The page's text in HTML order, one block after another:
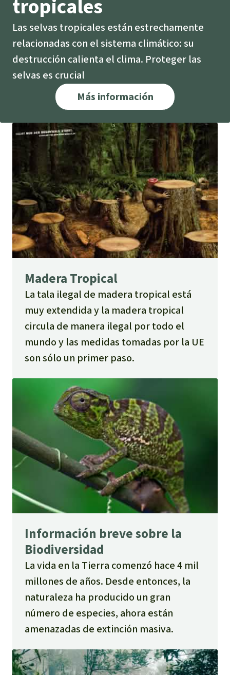
Metales
Minería
Aceite de palma
REDD
Indígena
Landgrabbing
Granjas Industriales
Para niñas y niños
Indonesia
tropicales
Las selvas tropicales están estrechamente
relacionadas con el sistema climático: su
destrucción calienta el clima. Proteger las
selvas es crucial
Más información
Madera Tropical
La tala ilegal de madera tropical está
muy extendida y la madera tropical
circula de manera ilegal por todo el
mundo y las medidas tomadas por la UE
son sólo un primer paso.
Información breve sobre la
Biodiversidad
La vida en la Tierra comenzó hace 4 mil
millones de años. Desde entonces, la
naturaleza ha producido un gran
número de especies, ahora están
amenazadas de extinción masiva.